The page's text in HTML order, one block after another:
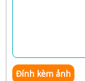
Đính kèm ảnh